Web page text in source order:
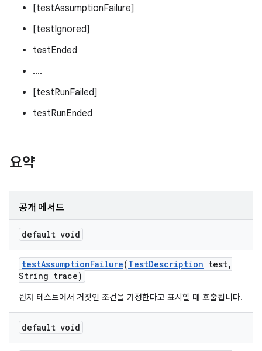
[testAssumptionFailure]
[testIgnored]
testEnded
....
[testRunFailed]
testRunEnded
요약
공개 메서드
default void
testAssumptionFailure(TestDescription test,
String trace)
원자 테스트에서 거짓인 조건을 가정한다고 표시할 때 호출됩니다.
default void